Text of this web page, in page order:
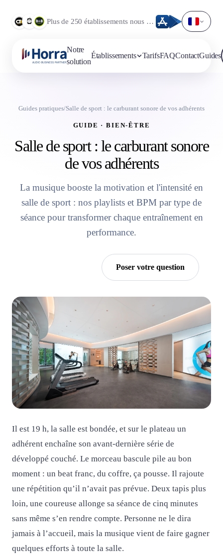
Plus de 250 établissements nous font déjà confiance.
Notre
solution
Établissements TarifsFAQContactGuides
Guides pratiques/Salle de sport : le carburant sonore de vos adhérents
GUIDE · BIEN-ÊTRE
Salle de sport : le carburant sonore
de vos adhérents
La musique booste la motivation et l'intensité en
salle de sport : nos playlists et BPM par type de
séance pour transformer chaque entraînement en
performance.
Poser votre question
Il est 19 h, la salle est bondée, et sur le plateau un
adhérent enchaîne son avant-dernière série de
développé couché. Le morceau bascule pile au bon
moment : un beat franc, du coffre, ça pousse. Il rajoute
une répétition qu’il n’avait pas prévue. Deux tapis plus
loin, une coureuse allonge sa séance de cinq minutes
sans même s’en rendre compte. Personne ne le dira
jamais à l’accueil, mais la musique vient de faire gagner
quelques efforts à toute la salle.